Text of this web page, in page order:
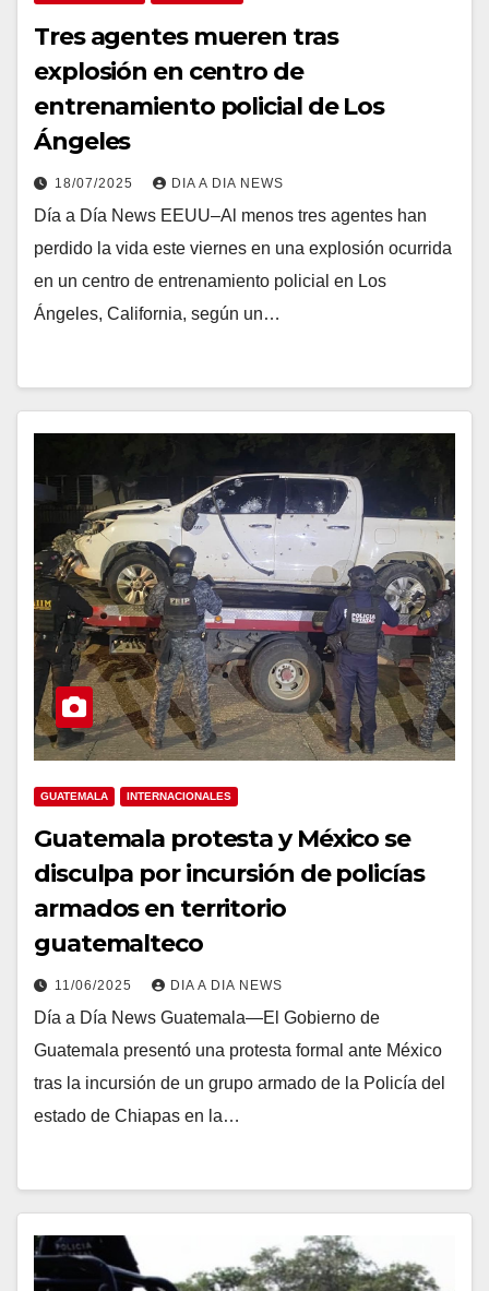
Tres agentes mueren tras
explosión en centro de
entrenamiento policial de Los
Ángeles
18/07/2025 DIA A DIA NEWS
Día a Día News EEUU–Al menos tres agentes han
perdido la vida este viernes en una explosión ocurrida
en un centro de entrenamiento policial en Los
Ángeles, California, según un…
GUATEMALA INTERNACIONALES
Guatemala protesta y México se
disculpa por incursión de policías
armados en territorio
guatemalteco
11/06/2025 DIA A DIA NEWS
Día a Día News Guatemala—El Gobierno de
Guatemala presentó una protesta formal ante México
tras la incursión de un grupo armado de la Policía del
estado de Chiapas en la…